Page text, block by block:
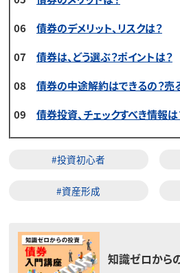
06 債券のデメリット、リスクは？
07 債券は、どう選ぶ？ポイントは？
08 債券の中途解約はできるの？売
09 債券投資、チェックすべき情報は
#投資初心者
#資産形成
知識ゼロから